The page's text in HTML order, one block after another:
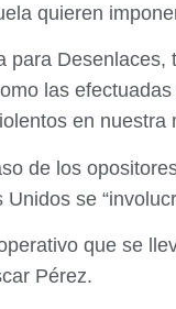
quieren
para
las
en
de los
se
que se
Pérez.